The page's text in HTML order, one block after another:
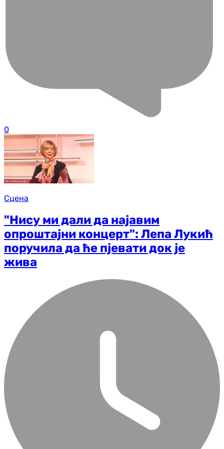
0
Сцена
"Нису ми дали да најавим
опроштајни концерт": Лепа Лукић
поручила да ће пјевати док је
жива